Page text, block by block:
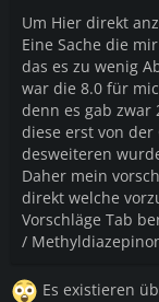
Um Hier direkt
Eine Sache die
das es zu wenig
war die 8.0 für
denn es gab zwar
diese erst von
desweiteren
Daher mein
direkt welche
Vorschläge Tab
/
Es existieren